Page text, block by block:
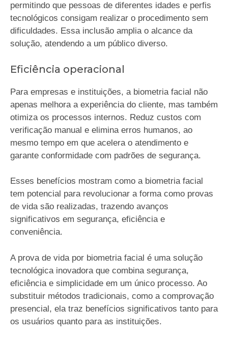
permitindo que pessoas de diferentes idades e perfis
tecnológicos consigam realizar o procedimento sem
dificuldades. Essa inclusão amplia o alcance da
solução, atendendo a um público diverso.
Eficiência operacional
Para empresas e instituições, a biometria facial não
apenas melhora a experiência do cliente, mas também
otimiza os processos internos. Reduz custos com
verificação manual e elimina erros humanos, ao
mesmo tempo em que acelera o atendimento e
garante conformidade com padrões de segurança.
Esses benefícios mostram como a biometria facial
tem potencial para revolucionar a forma como provas
de vida são realizadas, trazendo avanços
significativos em segurança, eficiência e
conveniência.
A prova de vida por biometria facial é uma solução
tecnológica inovadora que combina segurança,
eficiência e simplicidade em um único processo. Ao
substituir métodos tradicionais, como a comprovação
presencial, ela traz benefícios significativos tanto para
os usuários quanto para as instituições.